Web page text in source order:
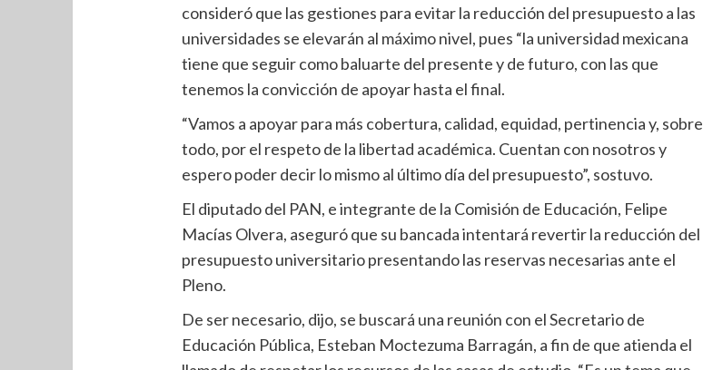
consideró que las gestiones para evitar la reducción del presupuesto a las
universidades se elevarán al máximo nivel, pues “la universidad mexicana
tiene que seguir como baluarte del presente y de futuro, con las que
tenemos la convicción de apoyar hasta el final.
“Vamos a apoyar para más cobertura, calidad, equidad, pertinencia y, sobre
todo, por el respeto de la libertad académica. Cuentan con nosotros y
espero poder decir lo mismo al último día del presupuesto”, sostuvo.
El diputado del PAN, e integrante de la Comisión de Educación, Felipe
Macías Olvera, aseguró que su bancada intentará revertir la reducción del
presupuesto universitario presentando las reservas necesarias ante el
Pleno.
De ser necesario, dijo, se buscará una reunión con el Secretario de
Educación Pública, Esteban Moctezuma Barragán, a fin de que atienda el